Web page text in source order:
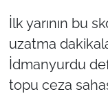
İlk yarının bu
uzatma
İdmanyurdu
topu ceza